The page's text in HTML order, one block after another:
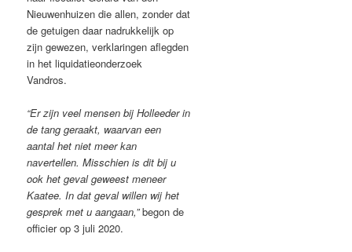
Nieuwenhuizen die allen, zonder dat
de getuigen daar nadrukkelijk op
zijn gewezen, verklaringen aflegden
in het liquidatieonderzoek
Vandros.
“Er zijn veel mensen bij Holleeder in
de tang geraakt, waarvan een
aantal het niet meer kan
navertellen. Misschien is dit bij u
ook het geval geweest meneer
Kaatee. In dat geval willen wij het
gesprek met u aangaan,”begon de
officier op 3 juli 2020.